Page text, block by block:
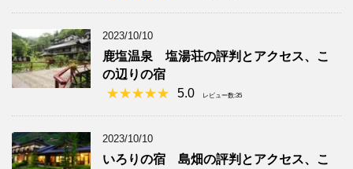
2023/10/10
鹿塩温泉 塩湯荘の評判とアクセス、こ
の辺りの宿
5.0
レビュー数:35
2023/10/10
いろりの宿 島畑の評判とアクセス、こ